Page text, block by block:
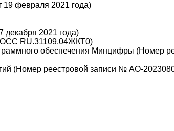
19 февраля 2021 года)
декабря 2021 года)
RU.31109.04ЖКТ0)
обеспечения Минцифры (Номер
(Номер реестровой записи № АО-